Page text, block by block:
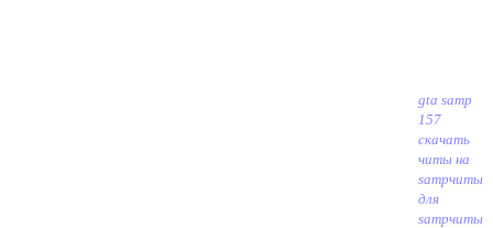
gta samp
157
скачать
читы на
sampчиты
для
sampчиты